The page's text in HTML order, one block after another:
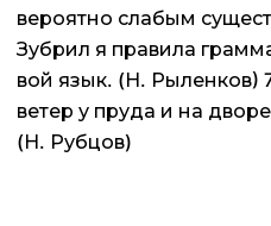
вероятно слабым
Зубрил я правила
вой язык. (Н. Рыленков)
ветер у пруда и на
(Н. Рубцов)